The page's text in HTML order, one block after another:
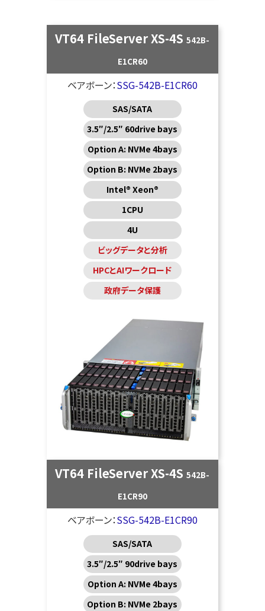
VT64 FileServer XS-4S542B-
E1CR60
ベアボーン：SSG-542B-E1CR60
SAS/SATA
3.5″/2.5″ 60drive bays
Option A: NVMe 4bays
Option B: NVMe 2bays
Intel® Xeon®
1CPU
4U
ビッグデータと分析
HPCとAIワークロード
政府データ保護
VT64 FileServer XS-4S542B-
E1CR90
ベアボーン：SSG-542B-E1CR90
SAS/SATA
3.5″/2.5″ 90drive bays
Option A: NVMe 4bays
Option B: NVMe 2bays